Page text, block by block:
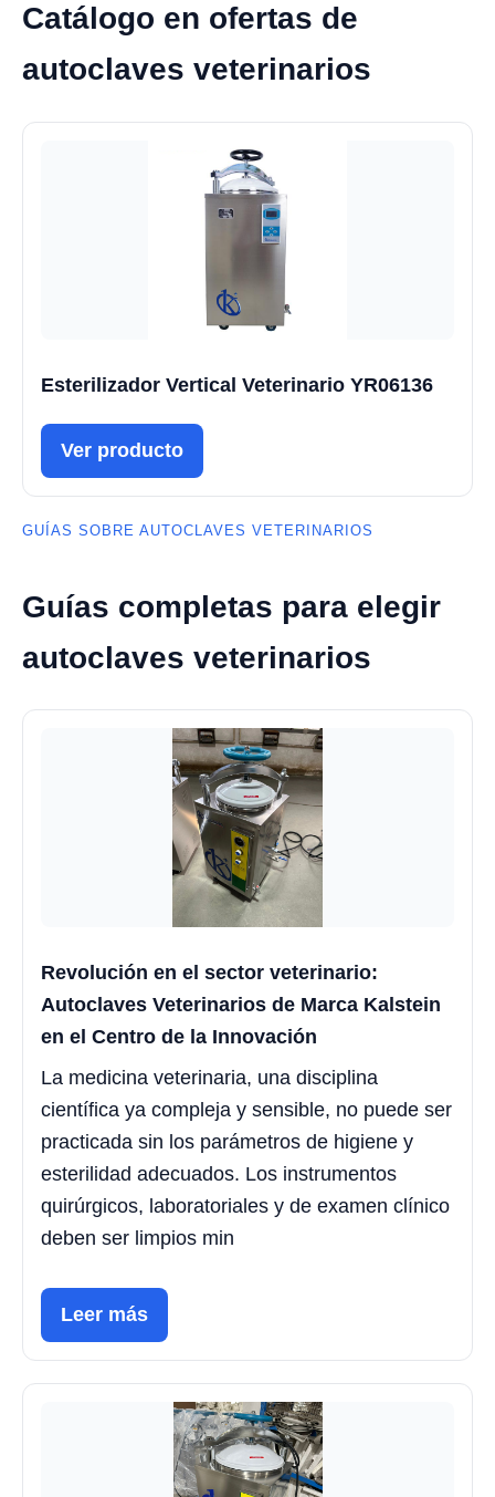
Catálogo en ofertas de
autoclaves veterinarios
Esterilizador Vertical Veterinario YR06136
Ver producto
GUÍAS SOBRE AUTOCLAVES VETERINARIOS
Guías completas para elegir
autoclaves veterinarios
Revolución en el sector veterinario:
Autoclaves Veterinarios de Marca Kalstein
en el Centro de la Innovación
La medicina veterinaria, una disciplina
científica ya compleja y sensible, no puede ser
practicada sin los parámetros de higiene y
esterilidad adecuados. Los instrumentos
quirúrgicos, laboratoriales y de examen clínico
deben ser limpios min
Leer más